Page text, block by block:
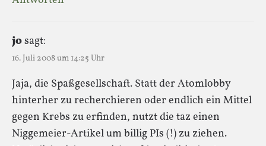
josagt:
16. Juli 2008 um 14:25 Uhr
Jaja, die Spaßgesellschaft. Statt der Atomlobby
hinterher zu recherchieren oder endlich ein Mittel
gegen Krebs zu erfinden, nutzt die taz einen
Niggemeier-Artikel um billig PIs (!) zu ziehen.